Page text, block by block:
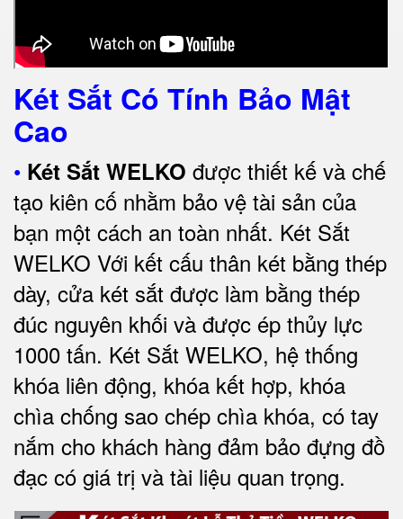
Két Sắt Có Tính Bảo Mật
Cao
• Két Sắt WELKO được thiết kế và chế
tạo kiên cố nhằm bảo vệ tài sản của
bạn một cách an toàn nhất. Két Sắt
WELKO Với kết cấu thân két bằng thép
dày, cửa két sắt được làm bằng thép
đúc nguyên khối và được ép thủy lực
1000 tấn. Két Sắt WELKO, hệ thống
khóa liên động, khóa kết hợp, khóa
chìa chống sao chép chìa khóa, có tay
nắm cho khách hàng đảm bảo đựng đồ
đạc có giá trị và tài liệu quan trọng.